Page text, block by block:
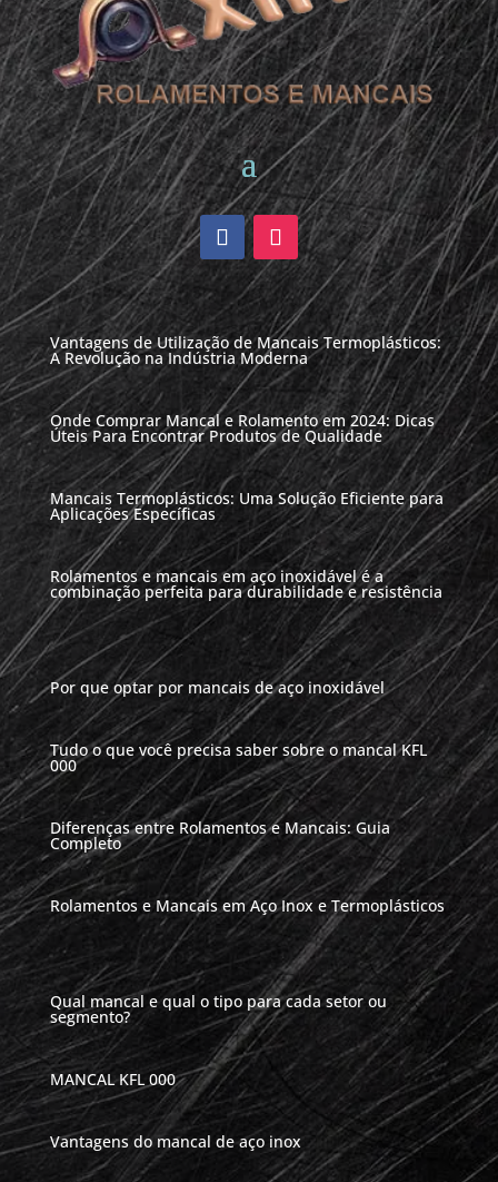
Vantagens de Utilização de Mancais Termoplásticos:
A Revolução na Indústria Moderna
Onde Comprar Mancal e Rolamento em 2024: Dicas
Úteis Para Encontrar Produtos de Qualidade
Mancais Termoplásticos: Uma Solução Eficiente para
Aplicações Específicas
Rolamentos e mancais em aço inoxidável é a
combinação perfeita para durabilidade e resistência
Por que optar por mancais de aço inoxidável
Tudo o que você precisa saber sobre o mancal KFL
000
Diferenças entre Rolamentos e Mancais: Guia
Completo
Rolamentos e Mancais em Aço Inox e Termoplásticos
Qual mancal e qual o tipo para cada setor ou
segmento?
MANCAL KFL 000
Vantagens do mancal de aço inox